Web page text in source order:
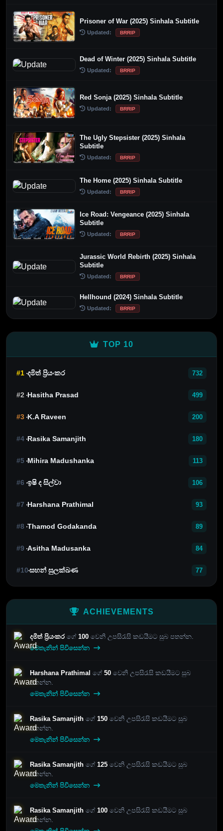
Prisoner of War (2025) Sinhala Subtitle
Updated: BRRIP
Dead of Winter (2025) Sinhala Subtitle
Updated: BRRIP
Red Sonja (2025) Sinhala Subtitle
Updated: BRRIP
The Ugly Stepsister (2025) Sinhala
Subtitle
Updated: BRRIP
The Home (2025) Sinhala Subtitle
Updated: BRRIP
Ice Road: Vengeance (2025) Sinhala
Subtitle
Updated: BRRIP
Jurassic World Rebirth (2025) Sinhala
Subtitle
Updated: BRRIP
Hellhound (2024) Sinhala Subtitle
Updated: BRRIP
TOP 10
#1 දමිත් ප්‍රියංකර 732
#2 Hasitha Prasad 499
#3 K.A Raveen 200
#4 Rasika Samanjith 180
#5 Mihira Madushanka 113
#6 ඉෂි ද සිල්වා 106
#7 Harshana Prathimal 93
#8 Thamod Godakanda 89
#9 Asitha Madusanka 84
#10සහන් සුලක්ඛණ 77
ACHIEVEMENTS
දමිත් ප්‍රියංකර ගේ 100 වෙනි උපසිරැසි කඩයීමට සුබ පතන්න.
මෙතැනින් පිවිසෙන්න
Harshana Prathimal ගේ 50 වෙනි උපසිරැසි කඩයීමට සුබ
පතන්න.
මෙතැනින් පිවිසෙන්න
Rasika Samanjith ගේ 150 වෙනි උපසිරැසි කඩයීමට සුබ
පතන්න.
මෙතැනින් පිවිසෙන්න
Rasika Samanjith ගේ 125 වෙනි උපසිරැසි කඩයීමට සුබ
පතන්න.
මෙතැනින් පිවිසෙන්න
Rasika Samanjith ගේ 100 වෙනි උපසිරැසි කඩයීමට සුබ
පතන්න.